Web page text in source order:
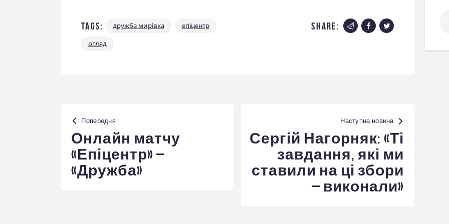
Tags: дружба мирівка
епіцентр
огляд
share:
Навігація
записів
Попередня
Онлайн матчу
«Епіцентр» –
«Дружба»
Наступна новина
Сергій Нагорняк: «Ті
завдання, які ми
ставили на ці збори
– виконали»